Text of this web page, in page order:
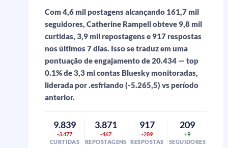
Com 4,6 mil postagens alcançando 161,7 mil
seguidores, Catherine Rampell obteve 9,8 mil
curtidas, 3,9 mil repostagens e 917 respostas
nos últimos 7 dias. Isso se traduz em uma
pontuação de engajamento de 20.434 — top
0.1% de 3,3 mi contas Bluesky monitoradas,
liderada por .esfriando (-5.265,5) vs período
anterior.
9.839
-3.477
CURTIDAS
3.871
-467
REPOSTAGENS
917
-289
RESPOSTAS
209
+9
SEGUIDORES